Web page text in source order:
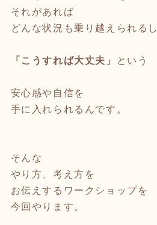
それがあれば
どんな状況も乗り越えられるし
「こうすれば大丈夫」 という
安心感や自信を
手に入れられるんです。
そんな
やり方、考え方を
お伝えするワークショップを
今回やります。